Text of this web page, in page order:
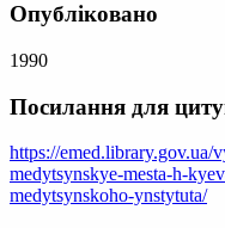
Опубліковано
1990
Посилання для
https://emed.library.gov.ua/
medytsynskye-mesta-h-
medytsynskoho-ynstytuta/